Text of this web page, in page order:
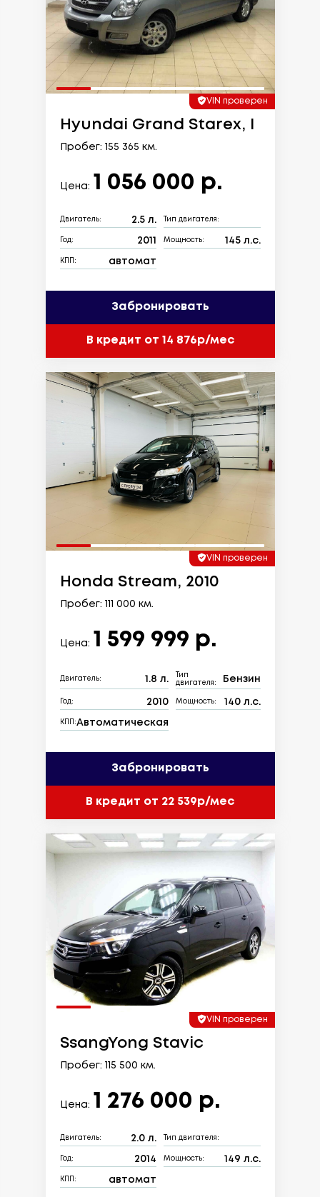
VIN проверен
Hyundai Grand Starex, I
Пробег: 155 365 км.
Цена: 1 056 000 р.
Двигатель: 2.5 л. Тип двигателя:
Год: 2011 Мощность: 145 л.с.
КПП: автомат
Забронировать
В кредит от 14 876р/мес
VIN проверен
Honda Stream, 2010
Пробег: 111 000 км.
Цена: 1 599 999 р.
Двигатель: 1.8 л.
Тип
двигателя:
Бензин
Год: 2010 Мощность: 140 л.с.
КПП:Автоматическая
Забронировать
В кредит от 22 539р/мес
VIN проверен
SsangYong Stavic
Пробег: 115 500 км.
Цена: 1 276 000 р.
Двигатель: 2.0 л. Тип двигателя:
Год: 2014 Мощность: 149 л.с.
КПП: автомат